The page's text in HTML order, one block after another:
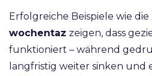
Erfolgreiche Beispiele wie die
wochentaz zeigen, dass
funktioniert – während
langfristig weiter sinken und